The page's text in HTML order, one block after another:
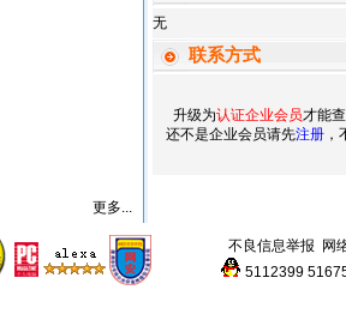
更多...
无
联系方式
升级为认证企业会员才能
还不是企业会员请先注册
不良信息举报 网
5112399